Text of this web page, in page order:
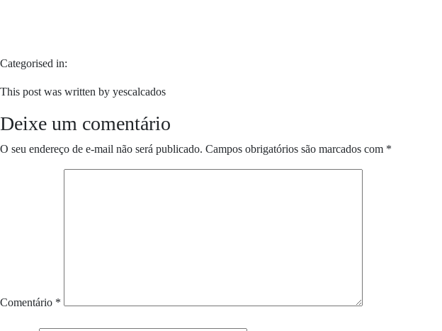
Categorised in:
This post was written by yescalcados
Deixe um comentário
O seu endereço de e-mail não será publicado. Campos obrigatórios são marcados com *
Comentário *